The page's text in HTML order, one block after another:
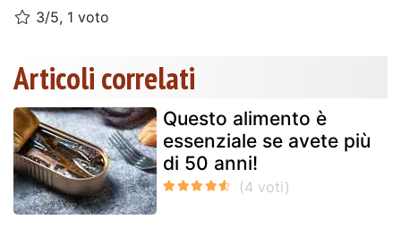
3/5, 1 voto
Articoli correlati
Questo alimento è
essenziale se avete più
di 50 anni!